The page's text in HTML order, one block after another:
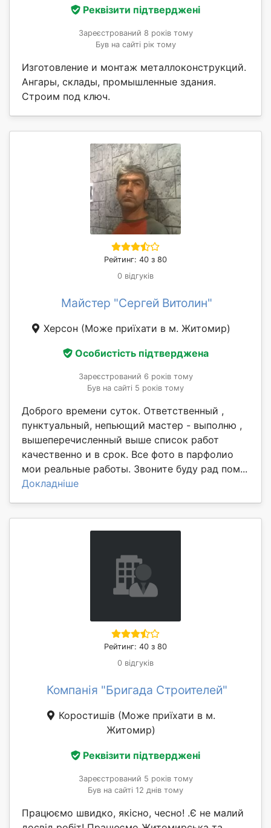
Реквізити підтверджені
Зареєстрований 8 років тому
Був на сайті рік тому
Изготовление и монтаж металлоконструкций.
Ангары, склады, промышленные здания.
Строим под ключ.
Рейтинг: 40 з 80
0 відгуків
Майстер "Сергей Витолин"
Херсон (Може приїхати в м. Житомир)
Особистість підтверджена
Зареєстрований 6 років тому
Був на сайті 5 років тому
Доброго времени суток. Ответственный ,
пунктуальный, непьющий мастер - выполню ,
вышеперечисленный выше список работ
качественно и в срок. Все фото в парфолио
мои реальные работы. Звоните буду рад пом...
Докладніше
Рейтинг: 40 з 80
0 відгуків
Компанія "Бригада Строителей"
Коростишів (Може приїхати в м.
Житомир)
Реквізити підтверджені
Зареєстрований 5 років тому
Був на сайті 12 днів тому
Працюємо швидко, якісно, ​​чесно! .Є не малий